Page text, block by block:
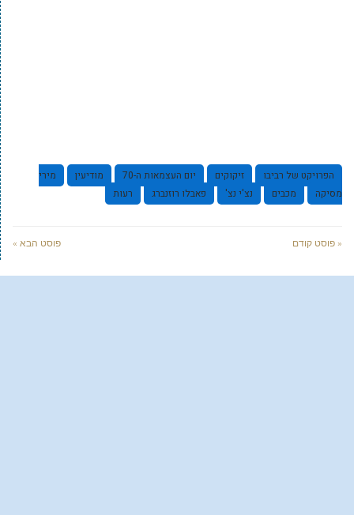
הפרויקט של רביבו זיקוקים יום העצמאות ה-70 מודיעין
מירי
מסיקה
מכבים נצ'י נצ' פאבלו רוזנברג רעות
« פוסט קודם פוסט הבא »